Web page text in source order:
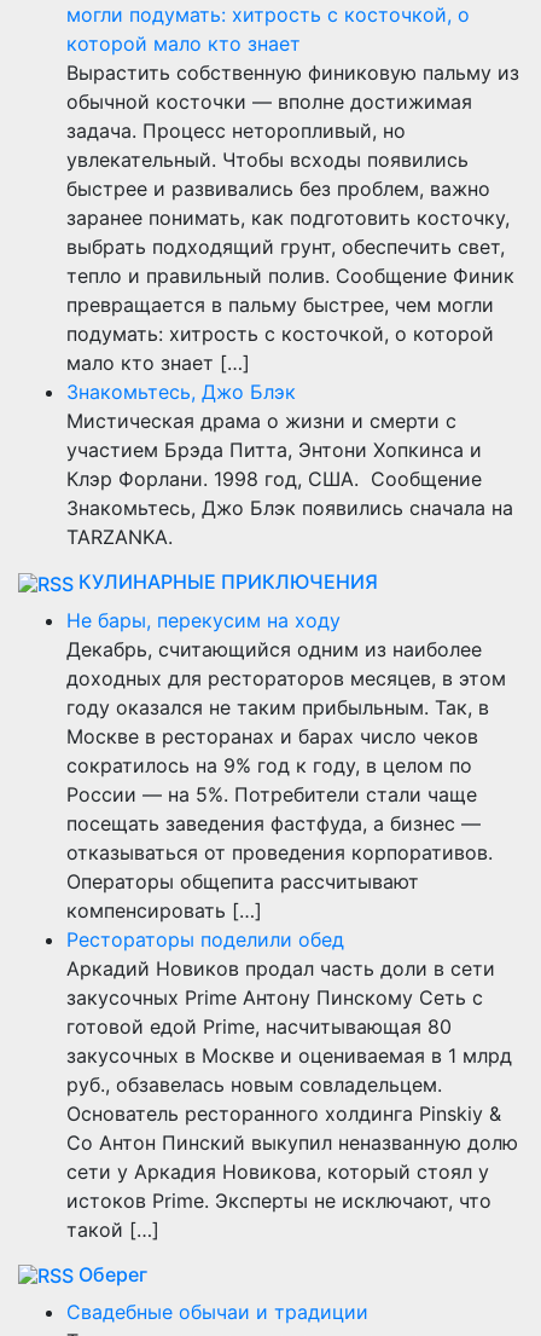
могли подумать: хитрость с косточкой, о
которой мало кто знает
Вырастить собственную финиковую пальму из
обычной косточки — вполне достижимая
задача. Процесс неторопливый, но
увлекательный. Чтобы всходы появились
быстрее и развивались без проблем, важно
заранее понимать, как подготовить косточку,
выбрать подходящий грунт, обеспечить свет,
тепло и правильный полив. Сообщение Финик
превращается в пальму быстрее, чем могли
подумать: хитрость с косточкой, о которой
мало кто знает […]
Знакомьтесь, Джо Блэк
Мистическая драма о жизни и смерти с
участием Брэда Питта, Энтони Хопкинса и
Клэр Форлани. 1998 год, США. Сообщение
Знакомьтесь, Джо Блэк появились сначала на
TARZANKA.
КУЛИНАРНЫЕ ПРИКЛЮЧЕНИЯ
Не бары, перекусим на ходу
Декабрь, считающийся одним из наиболее
доходных для рестораторов месяцев, в этом
году оказался не таким прибыльным. Так, в
Москве в ресторанах и барах число чеков
сократилось на 9% год к году, в целом по
России — на 5%. Потребители стали чаще
посещать заведения фастфуда, а бизнес —
отказываться от проведения корпоративов.
Операторы общепита рассчитывают
компенсировать […]
Рестораторы поделили обед
Аркадий Новиков продал часть доли в сети
закусочных Prime Антону Пинскому Сеть с
готовой едой Prime, насчитывающая 80
закусочных в Москве и оцениваемая в 1 млрд
руб., обзавелась новым совладельцем.
Основатель ресторанного холдинга Pinskiy &
Co Антон Пинский выкупил неназванную долю
сети у Аркадия Новикова, который стоял у
истоков Prime. Эксперты не исключают, что
такой […]
Оберег
Свадебные обычаи и традиции